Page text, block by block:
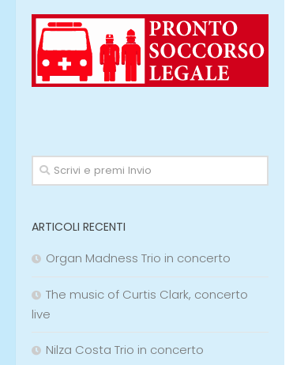
ARTICOLI RECENTI
Organ Madness Trio in concerto
The music of Curtis Clark, concerto
live
Nilza Costa Trio in concerto